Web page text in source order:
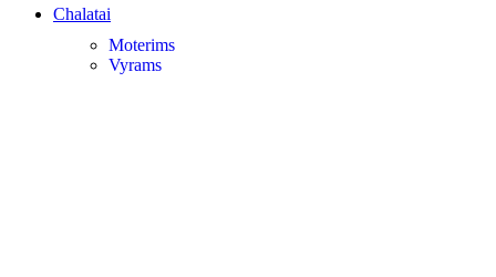
Chalatai
Moterims
Vyrams